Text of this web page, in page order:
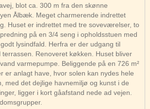
blot ca. 300 m fra den skønne
Ålbæk. Meget charmerende indrettet
Huset er indrettet med tre soveværelser, to
på en 3/4 seng i opholdsstuen med
lysindfald. Herfra er der udgang til
terrassen. Renoveret køkken. Huset bliver
varmepumpe. Beliggende på en 726 m²
er anlagt have, hvor solen kan nydes hele
med det dejlige havnemiljø og kunst i de
ligger i kort gåafstand nede ad vejen.